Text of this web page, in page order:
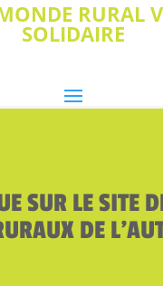
RURAL
SOLIDAIRE
SUR LE SITE
DE